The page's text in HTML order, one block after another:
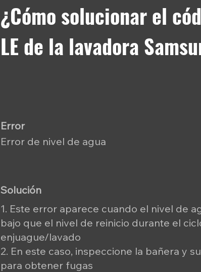
¿Cómo solucionar el
LE de la lavadora
Error
Error de nivel de agua
Solución
1. Este error aparece cuando el nivel de
bajo que el nivel de reinicio durante el
enjuague/lavado
2. En este caso, inspeccione la bañera y
para obtener fugas